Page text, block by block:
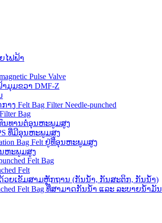
ໄຟຟ້າ
Pulse Valve
ມຸມຂວາ DMF-Z
Felt Bag Filter Needle-punched
Bag
ທົນທານຕໍ່ອຸນຫະພູມສູງ
ທີ່ມີອຸນຫະພູມສູງ
Bag Felt ຢູ່ທີ່ອຸນຫະພູມສູງ
ຫະພູມສູງ
Felt Bag
Felt
ະດ້ວຍເຂັມສາມຫຼັກຖານ (ກັນນໍ້າ, ກັນສະຕິກ, ກັນນໍ້າ)
Felt Bag ທີ່ສາມາດກັນນໍ້າ ແລະ ລະບາຍນໍ້າມັນ